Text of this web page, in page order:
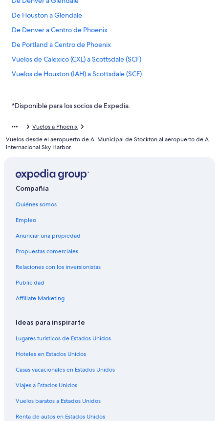
De Houston a Glendale
De Denver a Centro de Phoenix
De Portland a Centro de Phoenix
Vuelos de Calexico (CXL) a Scottsdale (SCF)
Vuelos de Houston (IAH) a Scottsdale (SCF)
Vuelos de Miami (MIA) a Scottsdale (SCF)
Vuelos de Albuquerque (ABQ) a Mesa (AZA)
Vuelos de Albany (ABY) a Mesa (AZA)
Vuelos de Amarillo (AMA) a Mesa (AZA)
Vuelos de Assab (ASA) a Mesa (AZA)
Vuelos de Appleton (ATW) a Mesa (AZA)
Vuelos de Hartford (BDL) a Mesa (AZA)
Vuelos de Billings (BIL) a Mesa (AZA)
Vuelos de Bismarck (BIS) a Mesa (AZA)
Vuelos de Bloomington (BMI) a Mesa (AZA)
Vuelos de Burbank (BUR) a Mesa (AZA)
Vuelos de Cedar Rapids (CID) a Mesa (AZA)
Vuelos de Charlotte (CLT) a Mesa (AZA)
Vuelos de Champaign (CMI) a Mesa (AZA)
Vuelos de Corpus Christi (CRP) a Mesa (AZA)
Vuelos de Culiacán (CUL) a Mesa (AZA)
*Disponible para los socios de Expedia.
Vuelos a Phoenix
Vuelos desde el aeropuerto de A. Municipal de Stockton al aeropuerto de A.
Internacional Sky Harbor
Compañía
Quiénes somos
Empleo
Anunciar una propiedad
Propuestas comerciales
Relaciones con los inversionistas
Publicidad
Affiliate Marketing
Ideas para inspirarte
Lugares turísticos de Estados Unidos
Hoteles en Estados Unidos
Casas vacacionales en Estados Unidos
Viajes a Estados Unidos
Vuelos baratos a Estados Unidos
Renta de autos en Estados Unidos